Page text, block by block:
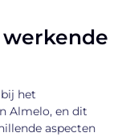
het
Almelo, en dit
aspecten